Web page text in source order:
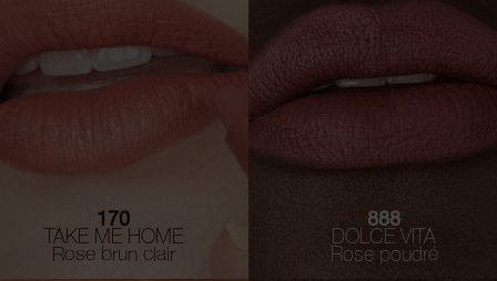
170
TAKE ME HOME
Rose brun clair
888
DOLCE VITA
Rose poudré